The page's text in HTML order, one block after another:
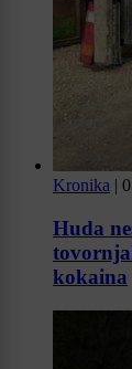
Kronika |
Huda
kokaina